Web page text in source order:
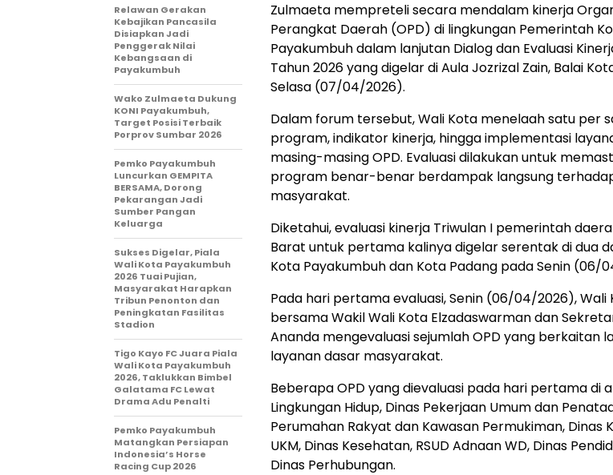
Zulmaeta mempreteli secara mendalam kinerja
Perangkat Daerah (OPD) di lingkungan Pemerintah
Payakumbuh dalam lanjutan Dialog dan Evaluasi
Tahun 2026 yang digelar di Aula Jozrizal Zain, Balai
Selasa (07/04/2026).
Dalam forum tersebut, Wali Kota menelaah satu per
program, indikator kinerja, hingga implementasi
masing-masing OPD. Evaluasi dilakukan untuk
program benar-benar berdampak langsung
masyarakat.
Diketahui, evaluasi kinerja Triwulan I pemerintah
Barat untuk pertama kalinya digelar serentak di dua
Kota Payakumbuh dan Kota Padang pada Senin (06/
Pada hari pertama evaluasi, Senin (06/04/2026), Wali
bersama Wakil Wali Kota Elzadaswarman dan
Ananda mengevaluasi sejumlah OPD yang berkaitan
layanan dasar masyarakat.
Beberapa OPD yang dievaluasi pada hari pertama di
Lingkungan Hidup, Dinas Pekerjaan Umum dan
Perumahan Rakyat dan Kawasan Permukiman, Dinas
UKM, Dinas Kesehatan, RSUD Adnaan WD, Dinas
Dinas Perhubungan.
Relawan Gerakan
Kebajikan Pancasila
Disiapkan Jadi
Penggerak Nilai
Kebangsaan di
Payakumbuh
Wako Zulmaeta Dukung
KONI Payakumbuh,
Target Posisi Terbaik
Porprov Sumbar 2026
Pemko Payakumbuh
Luncurkan GEMPITA
BERSAMA, Dorong
Pekarangan Jadi
Sumber Pangan
Keluarga
Sukses Digelar, Piala
Wali Kota Payakumbuh
2026 Tuai Pujian,
Masyarakat Harapkan
Tribun Penonton dan
Peningkatan Fasilitas
Stadion
Tigo Kayo FC Juara Piala
Wali Kota Payakumbuh
2026, Taklukkan Bimbel
Galatama FC Lewat
Drama Adu Penalti
Pemko Payakumbuh
Matangkan Persiapan
Indonesia’s Horse
Racing Cup 2026